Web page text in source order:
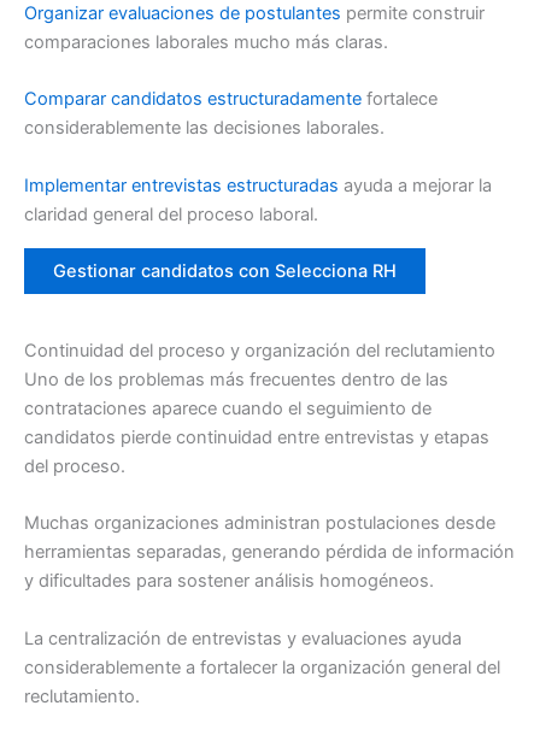
Organizar evaluaciones de postulantes permite construir
comparaciones laborales mucho más claras.
Comparar candidatos estructuradamente fortalece
considerablemente las decisiones laborales.
Implementar entrevistas estructuradas ayuda a mejorar la
claridad general del proceso laboral.
Gestionar candidatos con Selecciona RH
Continuidad del proceso y organización del reclutamiento
Uno de los problemas más frecuentes dentro de las
contrataciones aparece cuando el seguimiento de
candidatos pierde continuidad entre entrevistas y etapas
del proceso.
Muchas organizaciones administran postulaciones desde
herramientas separadas, generando pérdida de información
y dificultades para sostener análisis homogéneos.
La centralización de entrevistas y evaluaciones ayuda
considerablemente a fortalecer la organización general del
reclutamiento.